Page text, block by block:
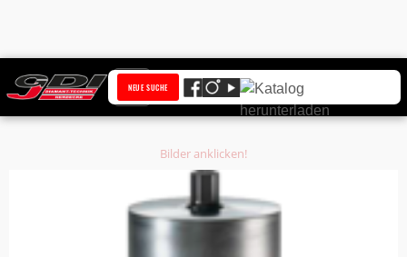
NEUE SUCHE
Startseite
Produkte
Diamantbohrkrone Ø 92,5 mm HQ Anschluss 1 1/4 Zoll UNC Bohrkern Ø 85,5
Bilder anklicken!